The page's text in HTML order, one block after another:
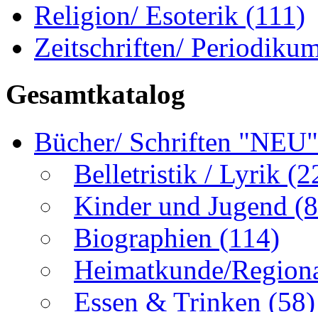
Religion/ Esoterik (111)
Zeitschriften/
Gesamtkatalog
Bücher/ Schriften
Belletristik / Lyrik
Kinder und Jugend
Biographien (114)
Heimatkunde/
Essen & Trinken (58)